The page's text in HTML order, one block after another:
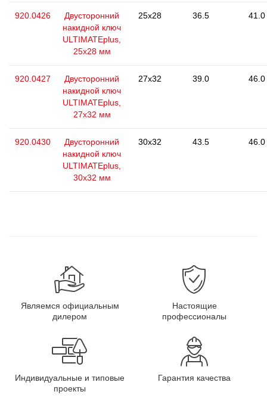
920.0426
Двусторонний
накидной ключ
ULTIMATEplus,
25x28 мм
25x28 36.5 41.0
920.0427
Двусторонний
накидной ключ
ULTIMATEplus,
27х32 мм
27x32 39.0 46.0
920.0430
Двусторонний
накидной ключ
ULTIMATEplus,
30x32 мм
30x32 43.5 46.0
Являемся официальным
дилером
Настоящие
профессионалы
Индивидуальные и типовые
проекты
Гарантия качества